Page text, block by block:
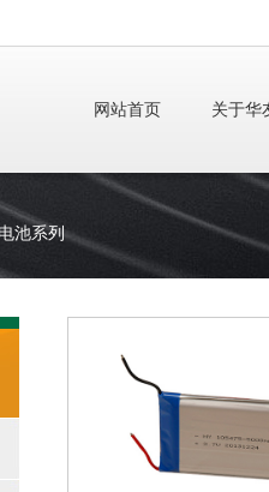
网站首页 关于华
池系列